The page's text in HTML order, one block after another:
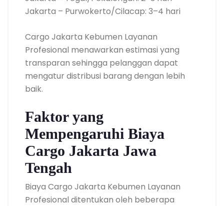
Jakarta – Purwokerto/Cilacap: 3–4 hari
Cargo Jakarta Kebumen Layanan
Profesional menawarkan estimasi yang
transparan sehingga pelanggan dapat
mengatur distribusi barang dengan lebih
baik.
Faktor yang
Mempengaruhi Biaya
Cargo Jakarta Jawa
Tengah
Biaya Cargo Jakarta Kebumen Layanan
Profesional ditentukan oleh beberapa